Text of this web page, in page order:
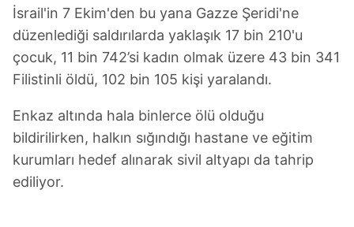
İsrail'in 7 Ekim'den bu yana Gazze Şeridi'ne
düzenlediği saldırılarda yaklaşık 17 bin 210'u
çocuk, 11 bin 742’si kadın olmak üzere 43 bin 341
Filistinli öldü, 102 bin 105 kişi yaralandı.
Enkaz altında hala binlerce ölü olduğu
bildirilirken, halkın sığındığı hastane ve eğitim
kurumları hedef alınarak sivil altyapı da tahrip
ediliyor.